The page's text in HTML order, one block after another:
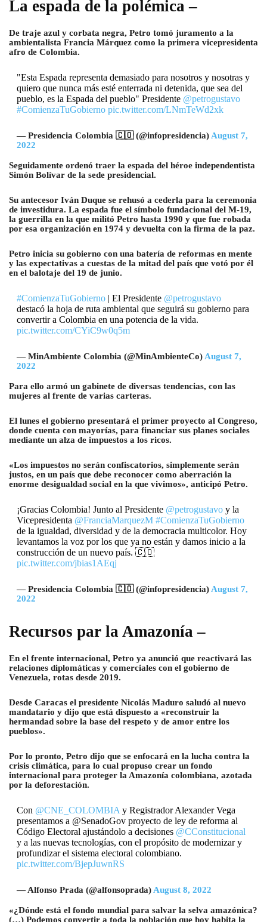
La espada de la polémica –
De traje azul y corbata negra, Petro tomó juramento a la
ambientalista Francia Márquez como la primera vicepresidenta
afro de Colombia.
"Esta Espada representa demasiado para nosotros y nosotras y
quiero que nunca más esté enterrada ni detenida, que sea del
pueblo, es la Espada del pueblo" Presidente @petrogustavo
#ComienzaTuGobierno pic.twitter.com/LNmTeWd2xk
— Presidencia Colombia 🇨🇴 (@infopresidencia) August 7,
2022
Seguidamente ordenó traer la espada del héroe independentista
Simón Bolívar de la sede presidencial.
Su antecesor Iván Duque se rehusó a cederla para la ceremonia
de investidura. La espada fue el símbolo fundacional del M-19,
la guerrilla en la que militó Petro hasta 1990 y que fue robada
por esa organización en 1974 y devuelta con la firma de la paz.
Petro inicia su gobierno con una batería de reformas en mente
y las expectativas a cuestas de la mitad del país que votó por él
en el balotaje del 19 de junio.
#ComienzaTuGobierno| El Presidente @petrogustavo
destacó la hoja de ruta ambiental que seguirá su gobierno para
convertir a Colombia en una potencia de la vida.
pic.twitter.com/CYiC9w0q5m
— MinAmbiente Colombia (@MinAmbienteCo) August 7,
2022
Para ello armó un gabinete de diversas tendencias, con las
mujeres al frente de varias carteras.
El lunes el gobierno presentará el primer proyecto al Congreso,
donde cuenta con mayorías, para financiar sus planes sociales
mediante un alza de impuestos a los ricos.
«Los impuestos no serán confiscatorios, simplemente serán
justos, en un país que debe reconocer como aberración la
enorme desigualdad social en la que vivimos», anticipó Petro.
¡Gracias Colombia! Junto al Presidente @petrogustavoy la
Vicepresidenta @FranciaMarquezM #ComienzaTuGobierno
de la igualdad, diversidad y de la democracia multicolor. Hoy
levantamos la voz por los que ya no están y damos inicio a la
construcción de un nuevo país. 🇨🇴
pic.twitter.com/jbias1AEqj
— Presidencia Colombia 🇨🇴 (@infopresidencia) August 7,
2022
Recursos par la Amazonía –
En el frente internacional, Petro ya anunció que reactivará las
relaciones diplomáticas y comerciales con el gobierno de
Venezuela, rotas desde 2019.
Desde Caracas el presidente Nicolás Maduro saludó al nuevo
mandatario y dijo que está dispuesto a «reconstruir la
hermandad sobre la base del respeto y de amor entre los
pueblos».
Por lo pronto, Petro dijo que se enfocará en la lucha contra la
crisis climática, para lo cual propuso crear un fondo
internacional para proteger la Amazonía colombiana, azotada
por la deforestación.
Con @CNE_COLOMBIA y Registrador Alexander Vega
presentamos a @SenadoGov proyecto de ley de reforma al
Código Electoral ajustándolo a decisiones @CConstitucional
y a las nuevas tecnologías, con el propósito de modernizar y
profundizar el sistema electoral colombiano.
pic.twitter.com/BjepJuwnRS
— Alfonso Prada (@alfonsoprada) August 8, 2022
«¿Dónde está el fondo mundial para salvar la selva amazónica?
(…) Podemos convertir a toda la población que hoy habita la